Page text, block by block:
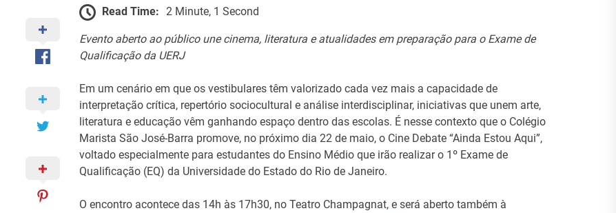
Read Time: 2 Minute, 1 Second
Evento aberto ao público une cinema, literatura e atualidades em preparação para o Exame de
Qualificação da UERJ
Em um cenário em que os vestibulares têm valorizado cada vez mais a capacidade de
interpretação crítica, repertório sociocultural e análise interdisciplinar, iniciativas que unem arte,
literatura e educação vêm ganhando espaço dentro das escolas. É nesse contexto que o Colégio
Marista São José-Barra promove, no próximo dia 22 de maio, o Cine Debate “Ainda Estou Aqui”,
voltado especialmente para estudantes do Ensino Médio que irão realizar o 1º Exame de
Qualificação (EQ) da Universidade do Estado do Rio de Janeiro.
O encontro acontece das 14h às 17h30, no Teatro Champagnat, e será aberto também à